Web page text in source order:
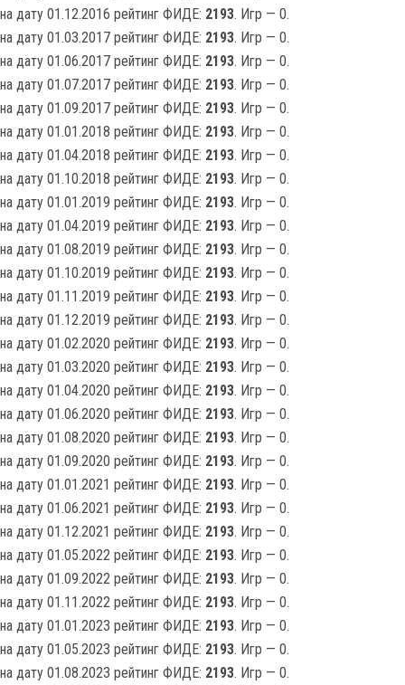
на дату 01.12.2016 рейтинг ФИДЕ: 2193. Игр — 0.
на дату 01.03.2017 рейтинг ФИДЕ: 2193. Игр — 0.
на дату 01.06.2017 рейтинг ФИДЕ: 2193. Игр — 0.
на дату 01.07.2017 рейтинг ФИДЕ: 2193. Игр — 0.
на дату 01.09.2017 рейтинг ФИДЕ: 2193. Игр — 0.
на дату 01.01.2018 рейтинг ФИДЕ: 2193. Игр — 0.
на дату 01.04.2018 рейтинг ФИДЕ: 2193. Игр — 0.
на дату 01.10.2018 рейтинг ФИДЕ: 2193. Игр — 0.
на дату 01.01.2019 рейтинг ФИДЕ: 2193. Игр — 0.
на дату 01.04.2019 рейтинг ФИДЕ: 2193. Игр — 0.
на дату 01.08.2019 рейтинг ФИДЕ: 2193. Игр — 0.
на дату 01.10.2019 рейтинг ФИДЕ: 2193. Игр — 0.
на дату 01.11.2019 рейтинг ФИДЕ: 2193. Игр — 0.
на дату 01.12.2019 рейтинг ФИДЕ: 2193. Игр — 0.
на дату 01.02.2020 рейтинг ФИДЕ: 2193. Игр — 0.
на дату 01.03.2020 рейтинг ФИДЕ: 2193. Игр — 0.
на дату 01.04.2020 рейтинг ФИДЕ: 2193. Игр — 0.
на дату 01.06.2020 рейтинг ФИДЕ: 2193. Игр — 0.
на дату 01.08.2020 рейтинг ФИДЕ: 2193. Игр — 0.
на дату 01.09.2020 рейтинг ФИДЕ: 2193. Игр — 0.
на дату 01.01.2021 рейтинг ФИДЕ: 2193. Игр — 0.
на дату 01.06.2021 рейтинг ФИДЕ: 2193. Игр — 0.
на дату 01.12.2021 рейтинг ФИДЕ: 2193. Игр — 0.
на дату 01.05.2022 рейтинг ФИДЕ: 2193. Игр — 0.
на дату 01.09.2022 рейтинг ФИДЕ: 2193. Игр — 0.
на дату 01.11.2022 рейтинг ФИДЕ: 2193. Игр — 0.
на дату 01.01.2023 рейтинг ФИДЕ: 2193. Игр — 0.
на дату 01.05.2023 рейтинг ФИДЕ: 2193. Игр — 0.
на дату 01.08.2023 рейтинг ФИДЕ: 2193. Игр — 0.